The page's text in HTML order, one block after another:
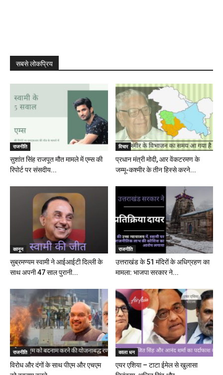
सबसे लोकप्रिय
राजनीति
सुशांत सिंह राजपूत मौत मामले में एम्स की
रिपोर्ट पर संसदीय...
विचार
प्रधान मंत्री मोदी, आर वेंकटरमण के
जम्मू-कश्मीर के तीन हिस्से करने...
कानून
सुब्रमण्यम स्वामी ने आईआईटी दिल्ली के
साथ अपनी 47 साल पुरानी...
राजनीति
उत्तराखंड के 51 मंदिरों के अधिग्रहण का
मामला: भाजपा सरकार ने...
राजनीति
विरोध और दंगों के साथ पीएम और एचएम
काला धन
एयर एशिया – टाटा ईमेल से खुलासा